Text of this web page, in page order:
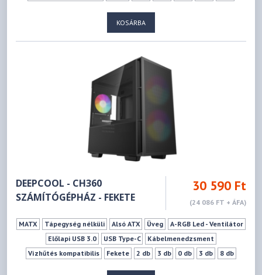
KOSÁRBA
DEEPCOOL - CH360
SZÁMÍTÓGÉPHÁZ - FEKETE
30 590 Ft
(24 086 FT + ÁFA)
MATX Tápegység nélküli Alsó ATX Üveg
A-RGB Led - Ventilátor
Előlapi USB 3.0
USB Type-C
Kábelmenedzsment
Vízhűtés kompatibilis
Fekete 2 db 3 db 0 db 3 db
8 db